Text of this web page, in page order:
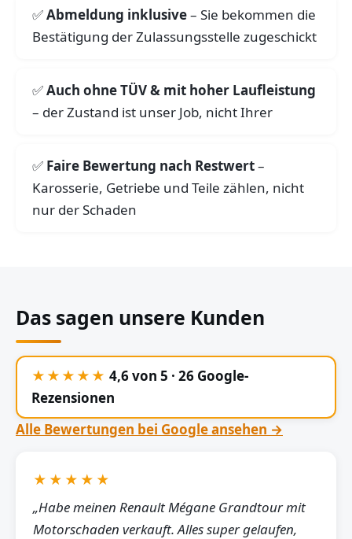
Abmeldung inklusive– Sie bekommen die
Bestätigung der Zulassungsstelle zugeschickt
Auch ohne TÜV & mit hoher Laufleistung
– der Zustand ist unser Job, nicht Ihrer
Faire Bewertung nach Restwert–
Karosserie, Getriebe und Teile zählen, nicht
nur der Schaden
Das sagen unsere Kunden
★★★★★ 4,6 von 5 · 26 Google-
Rezensionen
Alle Bewertungen bei Google ansehen →
★★★★★
„Habe meinen Renault Mégane Grandtour mit
Motorschaden verkauft. Alles super gelaufen,